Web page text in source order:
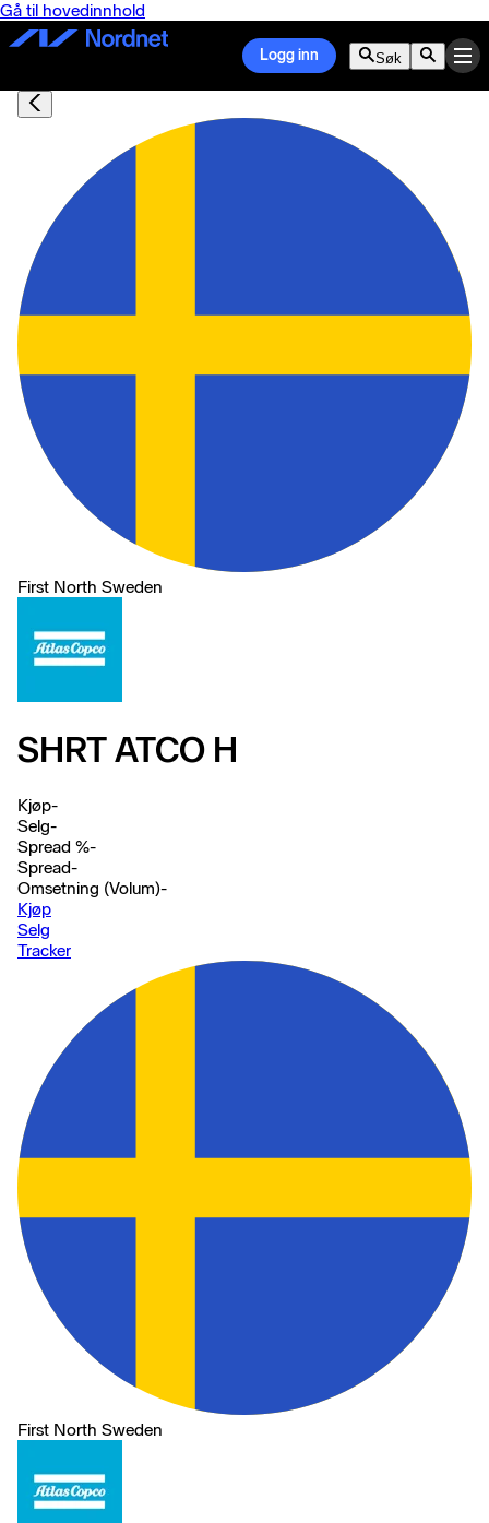
Gå til hovedinnhold
Logg inn Søk
First North Sweden
SHRT ATCO H
Kjøp-
Selg-
Spread %-
Spread-
Omsetning (Volum)-
Kjøp
Selg
Tracker
First North Sweden